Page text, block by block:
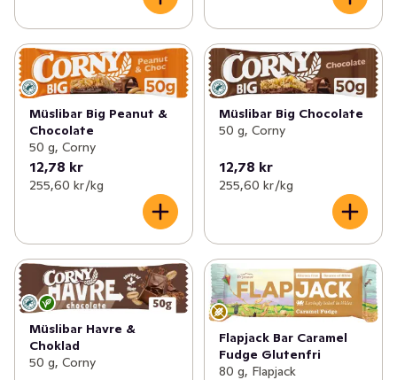
Müslibar Big Peanut &
Chocolate
50 g, Corny
12,78 kr
255,60 kr /kg
Müslibar Big Chocolate
50 g, Corny
12,78 kr
255,60 kr /kg
Müslibar Havre &
Choklad
50 g, Corny
Flapjack Bar Caramel
Fudge Glutenfri
80 g, Flapjack